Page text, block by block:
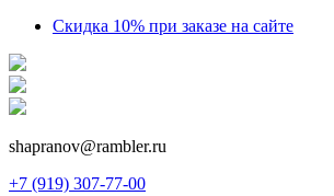
Скидка 10% при заказе на сайте
shapranov@rambler.ru
+7 (919) 307-77-00